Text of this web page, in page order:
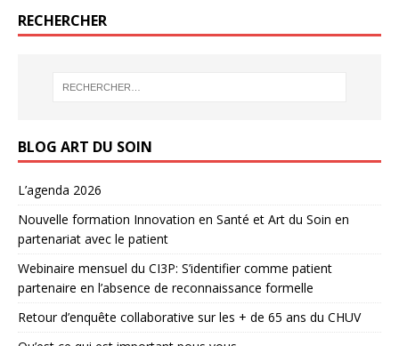
RECHERCHER
BLOG ART DU SOIN
L’agenda 2026
Nouvelle formation Innovation en Santé et Art du Soin en
partenariat avec le patient
Webinaire mensuel du CI3P: S’identifier comme patient
partenaire en l’absence de reconnaissance formelle
Retour d’enquête collaborative sur les + de 65 ans du CHUV